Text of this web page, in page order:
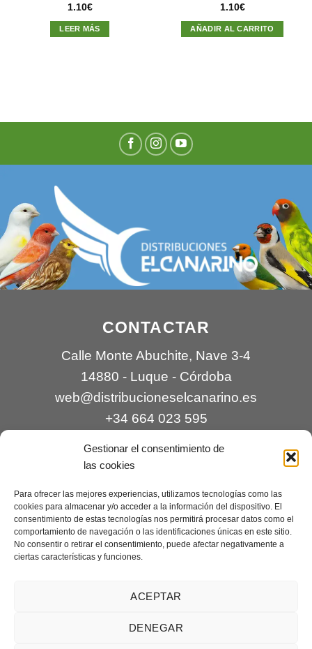
Gestionar el consentimiento de
las cookies
Para ofrecer las mejores experiencias, utilizamos tecnologías como las
cookies para almacenar y/o acceder a la información del dispositivo. El
consentimiento de estas tecnologías nos permitirá procesar datos como el
comportamiento de navegación o las identificaciones únicas en este sitio.
No consentir o retirar el consentimiento, puede afectar negativamente a
ciertas características y funciones.
ACEPTAR
DENEGAR
1.10€
LEER MÁS
1.10€
AÑADIR AL CARRITO
CONTACTAR
Calle Monte Abuchite, Nave 3-4
14880 - Luque - Córdoba
web@distribucioneselcanarino.es
+34 664 023 595
Contacto|Incidencias|Devoluciones |
Condiciones generales
Mantenimiento web a cargo deCreaciones Digitales – mantenimiento web